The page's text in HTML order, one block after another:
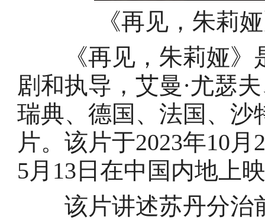
《再见，朱莉
《再见，朱莉娅》
剧和执导，艾曼·尤瑟
瑞典、德国、法国、沙
片。该片于2023年10
5月13日在中国内地上
该片讲述苏丹分治